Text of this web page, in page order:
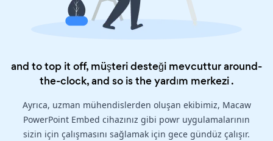
and to top it off, müşteri desteği mevcuttur around-
the-clock, and so is theyardım merkezi.
Ayrıca, uzman mühendislerden oluşan ekibimiz, Macaw
PowerPoint Embed cihazınız gibi powr uygulamalarının
sizin için çalışmasını sağlamak için gece gündüz çalışır.